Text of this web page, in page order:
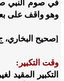
في صوم النبي
وهو واقف على
[صحيح البخاري، ج2، ص163، رقم الحديث:
وقت التكبير:
التكبير